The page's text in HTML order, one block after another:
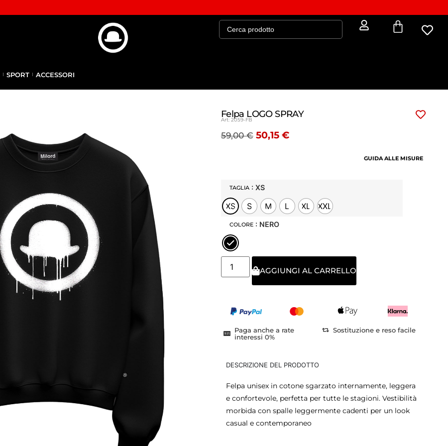
SPORT ACCESSORI
Felpa LOGO SPRAY
Art: 2059-FB
59,00€ 50,15 €
GUIDA ALLE MISURE
TAGLIA : XS
XS S M L XL XXL
COLORE : NERO
AGGIUNGI AL CARRELLO
Paga anche a rate
interessi 0%
Sostituzione e reso facile
DESCRIZIONE DEL PRODOTTO
Felpa unisex in cotone sgarzato internamente, leggera
e confortevole, perfetta per tutte le stagioni. Vestibilità
morbida con spalle leggermente cadenti per un look
casual e contemporaneo